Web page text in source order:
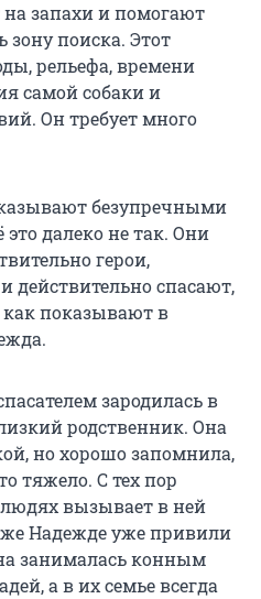
запахи и помогают
поиска. Этот
рельефа, времени
самой собаки и
Он требует много
безупречными
далеко не так. Они
герои,
действительно спасают,
как показывают в
зародилась в
родственник. Она
но хорошо запомнила,
тяжело. С тех пор
вызывает в ней
Надежде уже привили
занималась конным
а в их семье всегда